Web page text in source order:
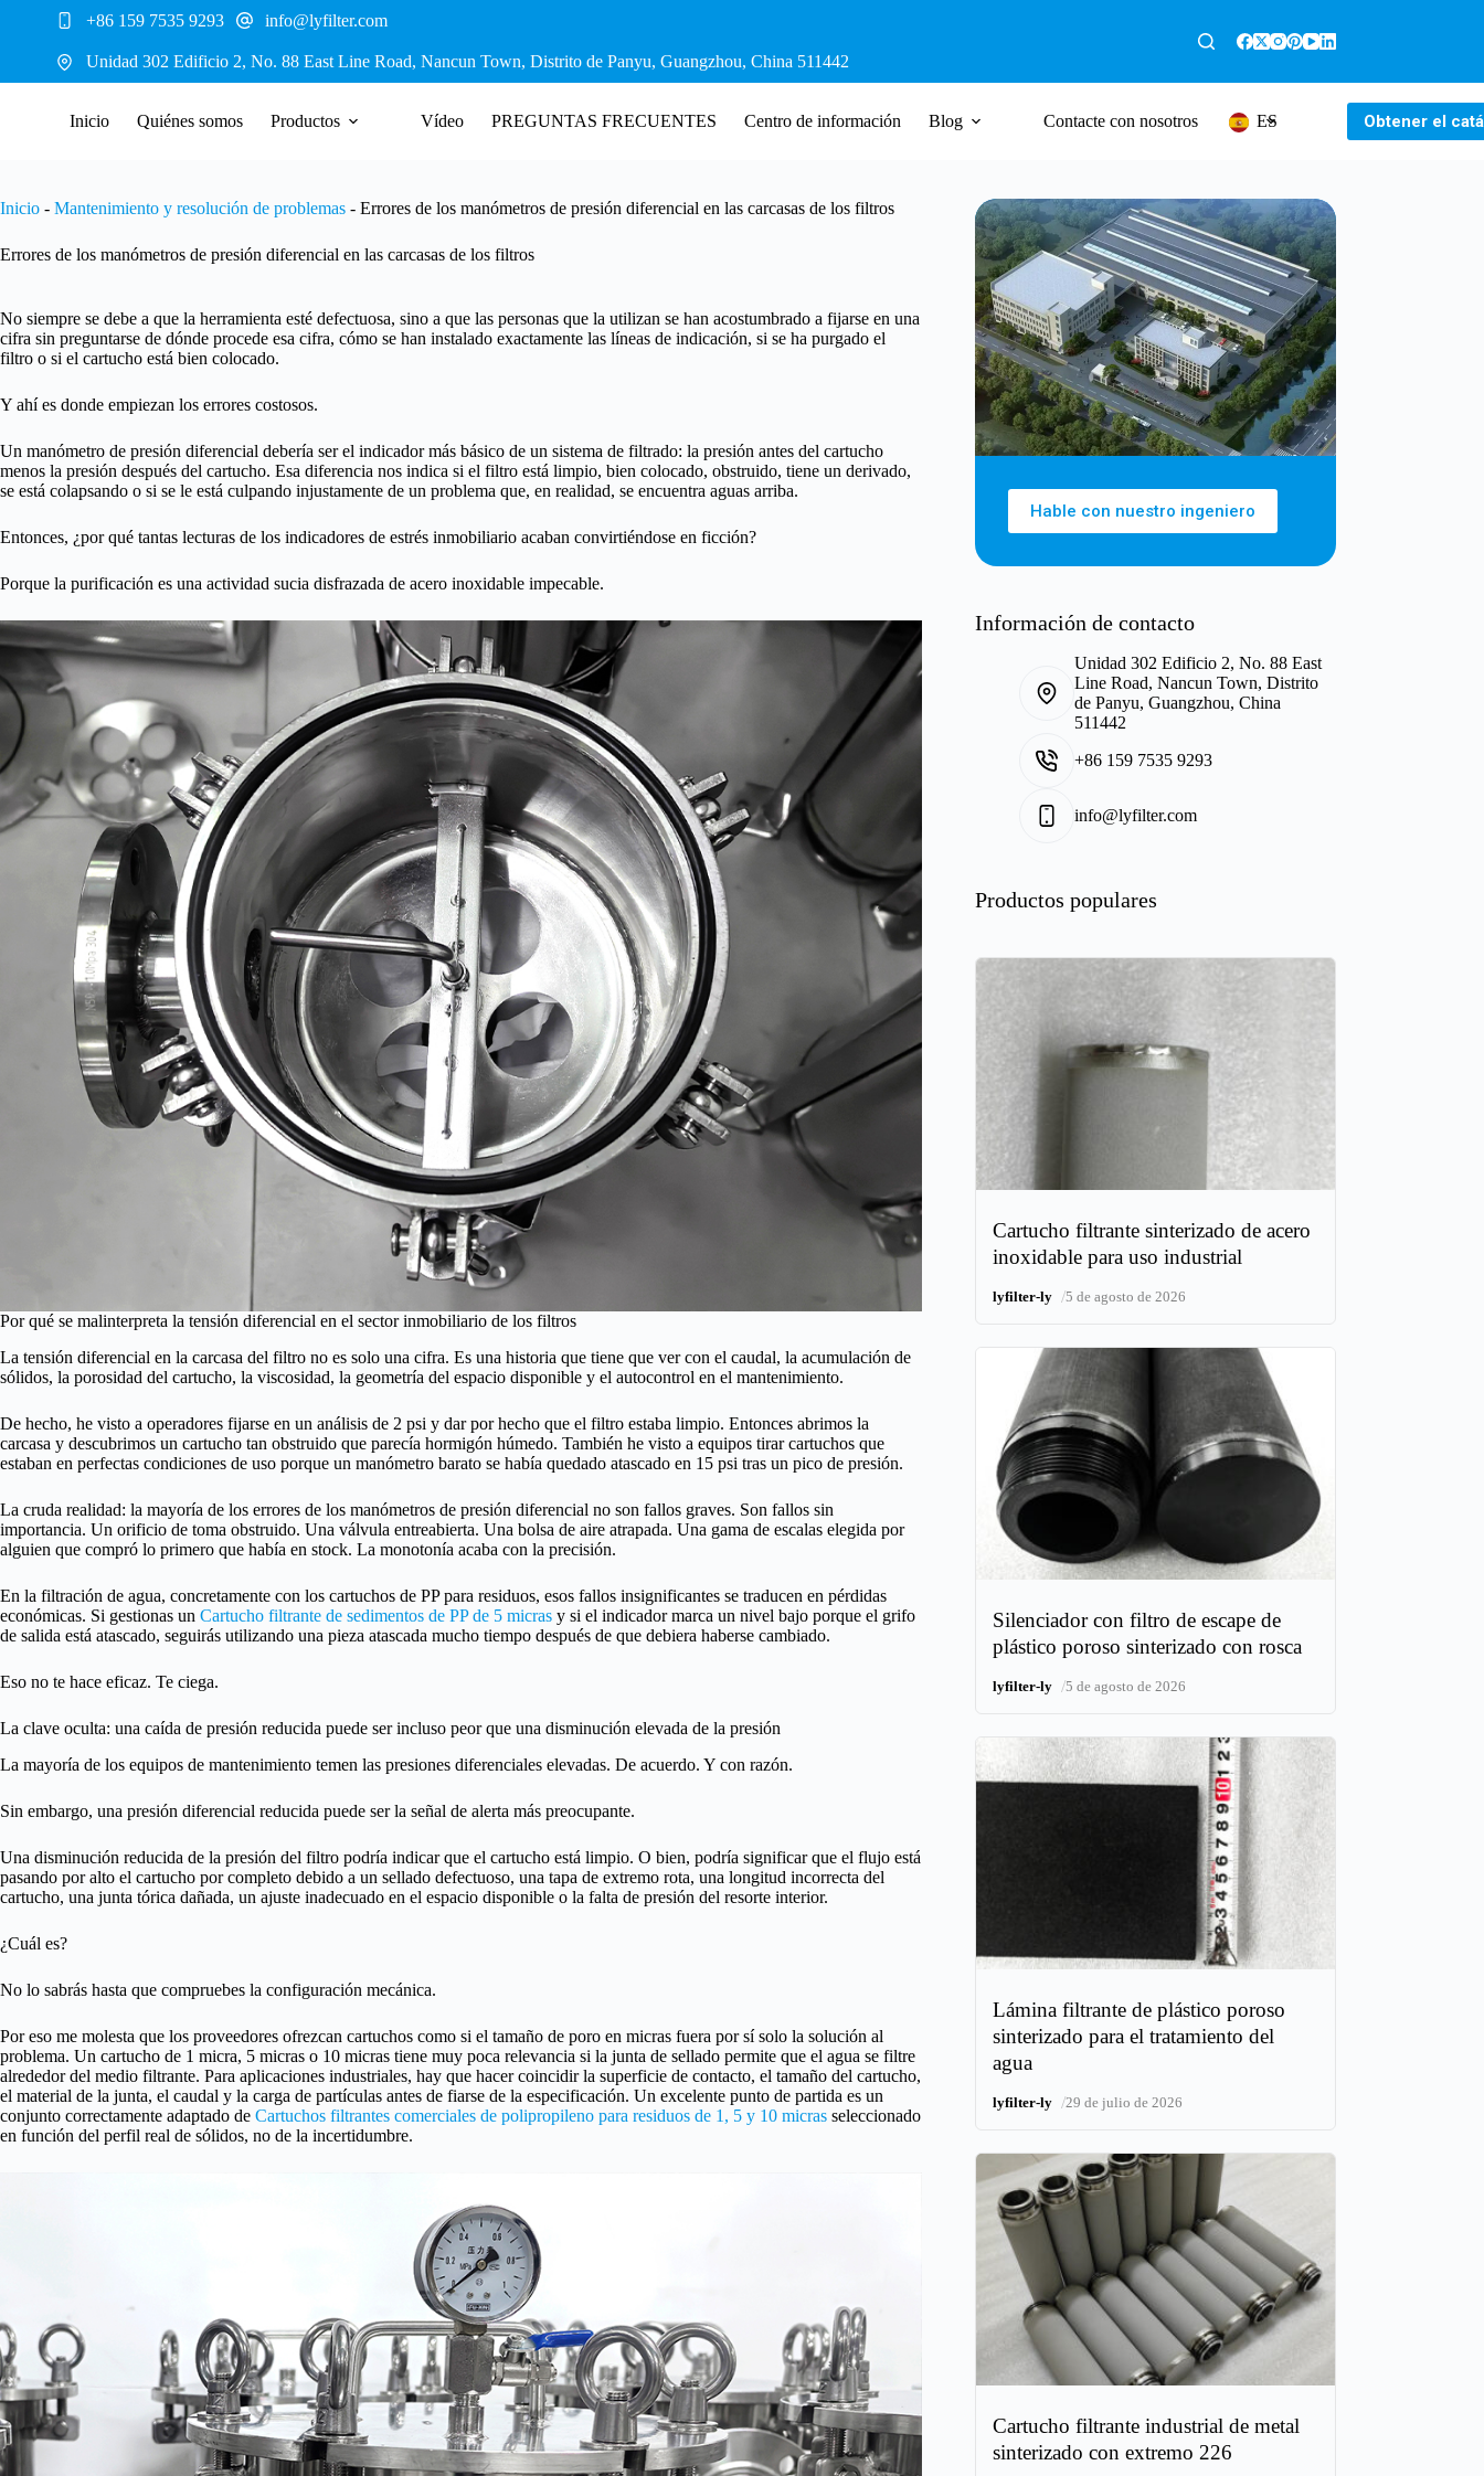
+86 159 7535 9293 info@lyfilter.com
Unidad 302 Edificio 2, No. 88 East Line Road, Nancun Town, Distrito de Panyu, Guangzhou, China 511442
Inicio Quiénes somos Productos Vídeo PREGUNTAS FRECUENTES Centro de información Blog Contacte con nosotros ES Obtener el
Inicio - Mantenimiento y resolución de problemas - Errores de los manómetros de presión diferencial en las carcasas de los filtros
Errores de los manómetros de presión diferencial en las carcasas de los filtros
No siempre se debe a que la herramienta esté defectuosa, sino a que las personas que la utilizan se han acostumbrado a fijarse en una
cifra sin preguntarse de dónde procede esa cifra, cómo se han instalado exactamente las líneas de indicación, si se ha purgado el
filtro o si el cartucho está bien colocado.
Y ahí es donde empiezan los errores costosos.
Un manómetro de presión diferencial debería ser el indicador más básico de un sistema de filtrado: la presión antes del cartucho
menos la presión después del cartucho. Esa diferencia nos indica si el filtro está limpio, bien colocado, obstruido, tiene un derivado,
se está colapsando o si se le está culpando injustamente de un problema que, en realidad, se encuentra aguas arriba.
Entonces, ¿por qué tantas lecturas de los indicadores de estrés inmobiliario acaban convirtiéndose en ficción?
Porque la purificación es una actividad sucia disfrazada de acero inoxidable impecable.
Por qué se malinterpreta la tensión diferencial en el sector inmobiliario de los filtros
La tensión diferencial en la carcasa del filtro no es solo una cifra. Es una historia que tiene que ver con el caudal, la acumulación de
sólidos, la porosidad del cartucho, la viscosidad, la geometría del espacio disponible y el autocontrol en el mantenimiento.
De hecho, he visto a operadores fijarse en un análisis de 2 psi y dar por hecho que el filtro estaba limpio. Entonces abrimos la
carcasa y descubrimos un cartucho tan obstruido que parecía hormigón húmedo. También he visto a equipos tirar cartuchos que
estaban en perfectas condiciones de uso porque un manómetro barato se había quedado atascado en 15 psi tras un pico de presión.
La cruda realidad: la mayoría de los errores de los manómetros de presión diferencial no son fallos graves. Son fallos sin
importancia. Un orificio de toma obstruido. Una válvula entreabierta. Una bolsa de aire atrapada. Una gama de escalas elegida por
alguien que compró lo primero que había en stock. La monotonía acaba con la precisión.
En la filtración de agua, concretamente con los cartuchos de PP para residuos, esos fallos insignificantes se traducen en pérdidas
económicas. Si gestionas un Cartucho filtrante de sedimentos de PP de 5 micras y si el indicador marca un nivel bajo porque el grifo
de salida está atascado, seguirás utilizando una pieza atascada mucho tiempo después de que debiera haberse cambiado.
Eso no te hace eficaz. Te ciega.
La clave oculta: una caída de presión reducida puede ser incluso peor que una disminución elevada de la presión
La mayoría de los equipos de mantenimiento temen las presiones diferenciales elevadas. De acuerdo. Y con razón.
Sin embargo, una presión diferencial reducida puede ser la señal de alerta más preocupante.
Una disminución reducida de la presión del filtro podría indicar que el cartucho está limpio. O bien, podría significar que el flujo está
pasando por alto el cartucho por completo debido a un sellado defectuoso, una tapa de extremo rota, una longitud incorrecta del
cartucho, una junta tórica dañada, un ajuste inadecuado en el espacio disponible o la falta de presión del resorte interior.
¿Cuál es?
No lo sabrás hasta que compruebes la configuración mecánica.
Por eso me molesta que los proveedores ofrezcan cartuchos como si el tamaño de poro en micras fuera por sí solo la solución al
problema. Un cartucho de 1 micra, 5 micras o 10 micras tiene muy poca relevancia si la junta de sellado permite que el agua se filtre
alrededor del medio filtrante. Para aplicaciones industriales, hay que hacer coincidir la superficie de contacto, el tamaño del cartucho,
el material de la junta, el caudal y la carga de partículas antes de fiarse de la especificación. Un excelente punto de partida es un
conjunto correctamente adaptado de Cartuchos filtrantes comerciales de polipropileno para residuos de 1, 5 y 10 micras seleccionado
en función del perfil real de sólidos, no de la incertidumbre.
Hable con nuestro ingeniero
Información de contacto
Unidad 302 Edificio 2, No. 88 East
Line Road, Nancun Town, Distrito
de Panyu, Guangzhou, China
511442
+86 159 7535 9293
info@lyfilter.com
Productos populares
Cartucho filtrante sinterizado de acero
inoxidable para uso industrial
lyfilter-ly /5 de agosto de 2026
Silenciador con filtro de escape de
plástico poroso sinterizado con rosca
lyfilter-ly /5 de agosto de 2026
Lámina filtrante de plástico poroso
sinterizado para el tratamiento del
agua
lyfilter-ly /29 de julio de 2026
Cartucho filtrante industrial de metal
sinterizado con extremo 226